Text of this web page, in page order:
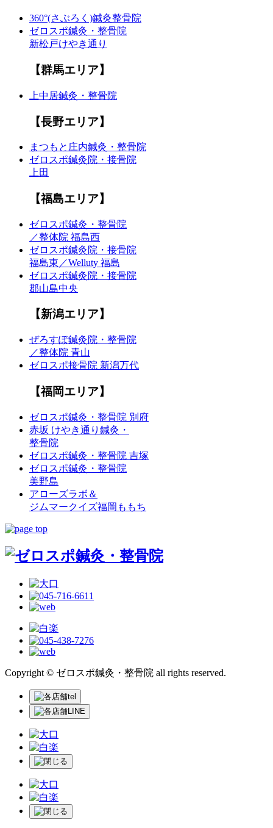
360°(さぶろく)鍼灸整骨院
ゼロスポ鍼灸・整骨院
新松戸けやき通り
【群馬エリア】
上中居鍼灸・整骨院
【長野エリア】
まつもと庄内鍼灸・整骨院
ゼロスポ鍼灸院・接骨院
上田
【福島エリア】
ゼロスポ鍼灸・整骨院
／整体院 福島西
ゼロスポ鍼灸院・接骨院
福島東／Welluty 福島
ゼロスポ鍼灸院・接骨院
郡山島中央
【新潟エリア】
ぜろすぽ鍼灸院・整骨院
／整体院 青山
ゼロスポ接骨院 新潟万代
【福岡エリア】
ゼロスポ鍼灸・整骨院 別府
赤坂 けやき通り鍼灸・
整骨院
ゼロスポ鍼灸・整骨院 吉塚
ゼロスポ鍼灸・整骨院
美野島
アローズラボ＆
ジムマークイズ福岡ももち
Copyright © ゼロスポ鍼灸・整骨院 all rights reserved.